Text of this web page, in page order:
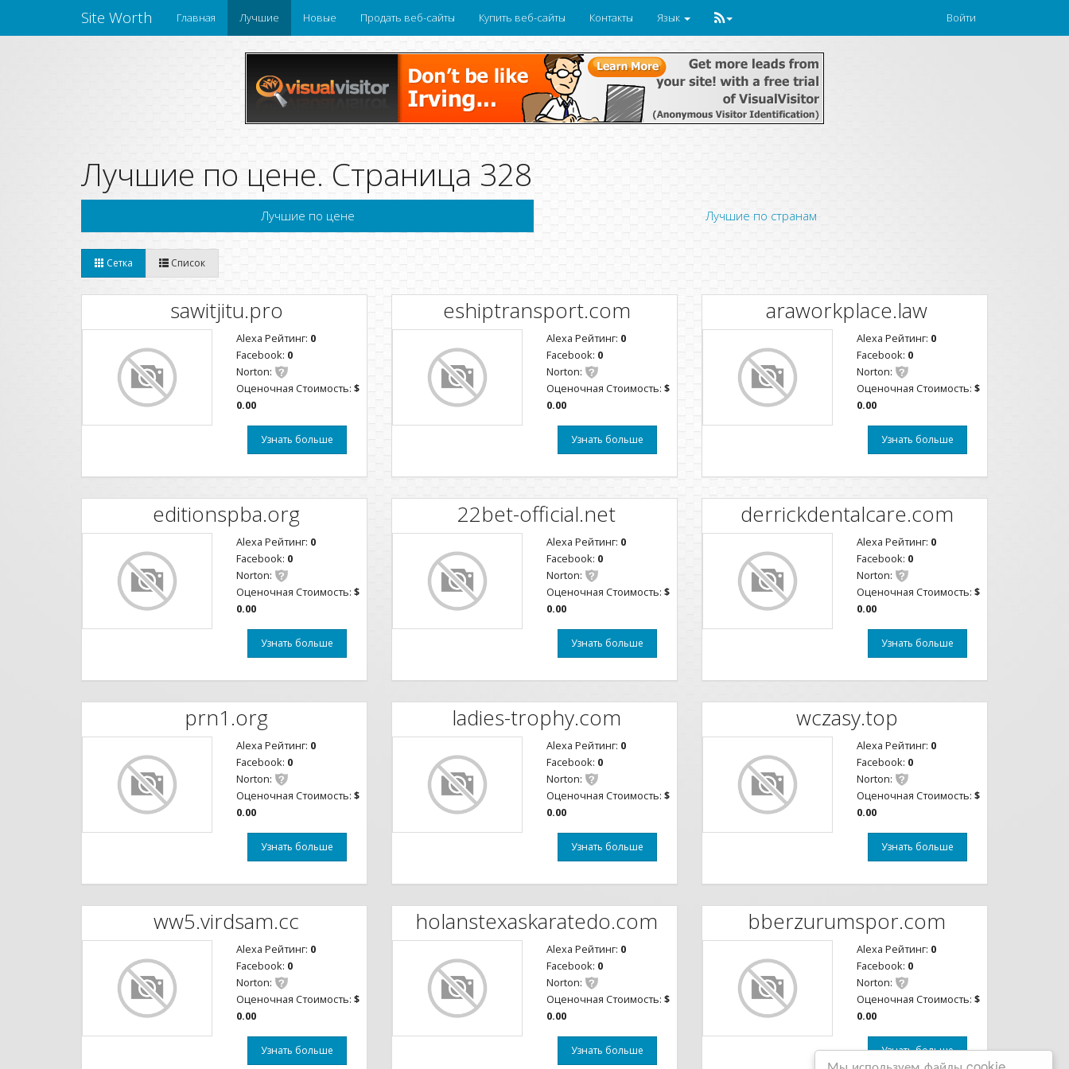
Site Worth Главная Лучшие Новые Продать веб-сайты Купить веб-сайты Контакты Язык Войти
Лучшие по цене. Страница 328
Лучшие по цене Лучшие по странам
Сетка Список
sawitjitu.pro
Alexa Рейтинг: 0
Facebook: 0
Norton:
Оценочная Стоимость: $
0.00
Узнать больше
eshiptransport.com
Alexa Рейтинг: 0
Facebook: 0
Norton:
Оценочная Стоимость: $
0.00
Узнать больше
araworkplace.law
Alexa Рейтинг: 0
Facebook: 0
Norton:
Оценочная Стоимость: $
0.00
Узнать больше
editionspba.org
Alexa Рейтинг: 0
Facebook: 0
Norton:
Оценочная Стоимость: $
0.00
Узнать больше
22bet-official.net
Alexa Рейтинг: 0
Facebook: 0
Norton:
Оценочная Стоимость: $
0.00
Узнать больше
derrickdentalcare.com
Alexa Рейтинг: 0
Facebook: 0
Norton:
Оценочная Стоимость: $
0.00
Узнать больше
prn1.org
Alexa Рейтинг: 0
Facebook: 0
Norton:
Оценочная Стоимость: $
0.00
Узнать больше
ladies-trophy.com
Alexa Рейтинг: 0
Facebook: 0
Norton:
Оценочная Стоимость: $
0.00
Узнать больше
wczasy.top
Alexa Рейтинг: 0
Facebook: 0
Norton:
Оценочная Стоимость: $
0.00
Узнать больше
ww5.virdsam.cc
Alexa Рейтинг: 0
Facebook: 0
Norton:
Оценочная Стоимость: $
0.00
Узнать больше
holanstexaskaratedo.com
Alexa Рейтинг: 0
Facebook: 0
Norton:
Оценочная Стоимость: $
0.00
Узнать больше
bberzurumspor.com
Alexa Рейтинг: 0
Facebook: 0
Norton:
Оценочная Стоимость: $
0.00
Узнать больше